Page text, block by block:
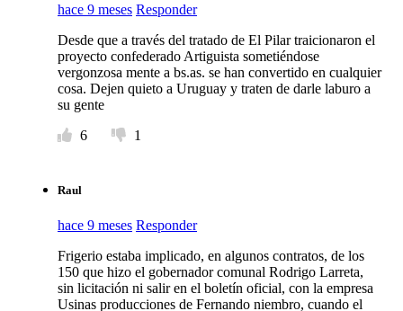
hace 9 meses Responder
Desde que a través del tratado de El Pilar traicionaron el
proyecto confederado Artiguista sometiéndose
vergonzosa mente a bs.as. se han convertido en cualquier
cosa. Dejen quieto a Uruguay y traten de darle laburo a
su gente
6
1
Raul
hace 9 meses Responder
Frigerio estaba implicado, en algunos contratos, de los
150 que hizo el gobernador comunal Rodrigo Larreta,
sin licitación ni salir en el boletín oficial, con la empresa
Usinas producciones de Fernando niembro, cuando el